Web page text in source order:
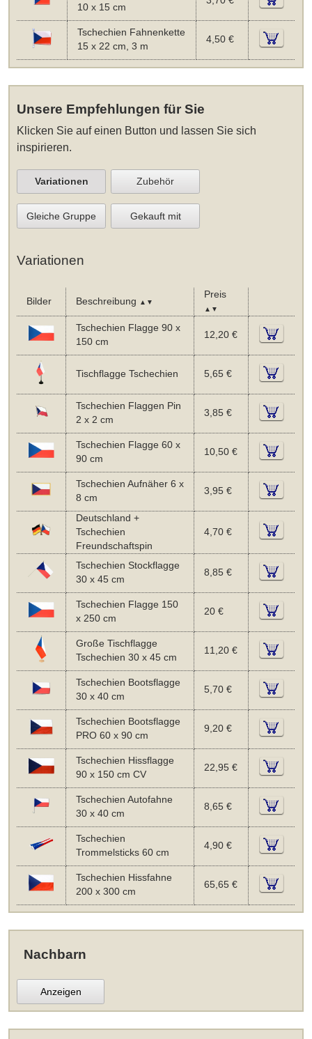
10 x 15 cm
Tschechien Fahnenkette
15 x 22 cm, 3 m
4,50 €
Unsere Empfehlungen für Sie
Klicken Sie auf einen Button und lassen Sie sich
inspirieren.
Variationen Zubehör
Gleiche Gruppe Gekauft mit
Variationen
Bilder Beschreibung ▲▼
Preis
▲▼
Tschechien Flagge 90 x
150 cm
12,20 €
Tischflagge Tschechien 5,65 €
Tschechien Flaggen Pin
2 x 2 cm
3,85 €
Tschechien Flagge 60 x
90 cm
10,50 €
Tschechien Aufnäher 6 x
8 cm
3,95 €
Deutschland +
Tschechien
Freundschaftspin
4,70 €
Tschechien Stockflagge
30 x 45 cm
8,85 €
Tschechien Flagge 150
x 250 cm
20 €
Große Tischflagge
Tschechien 30 x 45 cm
11,20 €
Tschechien Bootsflagge
30 x 40 cm
5,70 €
Tschechien Bootsflagge
PRO 60 x 90 cm
9,20 €
Tschechien Hissflagge
90 x 150 cm CV
22,95 €
Tschechien Autofahne
30 x 40 cm
8,65 €
Tschechien
Trommelsticks 60 cm
4,90 €
Tschechien Hissfahne
200 x 300 cm
65,65 €
Nachbarn
Anzeigen